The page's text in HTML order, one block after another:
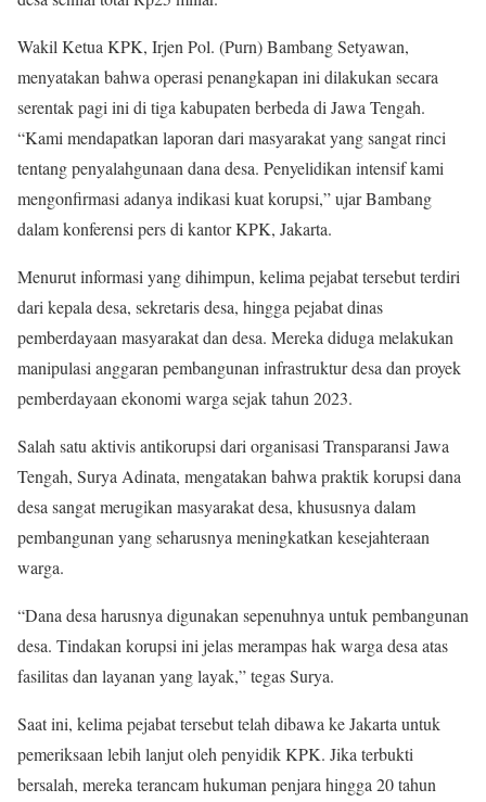
Wakil Ketua KPK, Irjen Pol. (Purn) Bambang Setyawan,
menyatakan bahwa operasi penangkapan ini dilakukan secara
serentak pagi ini di tiga kabupaten berbeda di Jawa Tengah.
“Kami mendapatkan laporan dari masyarakat yang sangat rinci
tentang penyalahgunaan dana desa. Penyelidikan intensif kami
mengonfirmasi adanya indikasi kuat korupsi,” ujar Bambang
dalam konferensi pers di kantor KPK, Jakarta.
Menurut informasi yang dihimpun, kelima pejabat tersebut terdiri
dari kepala desa, sekretaris desa, hingga pejabat dinas
pemberdayaan masyarakat dan desa. Mereka diduga melakukan
manipulasi anggaran pembangunan infrastruktur desa dan proyek
pemberdayaan ekonomi warga sejak tahun 2023.
Salah satu aktivis antikorupsi dari organisasi Transparansi Jawa
Tengah, Surya Adinata, mengatakan bahwa praktik korupsi dana
desa sangat merugikan masyarakat desa, khususnya dalam
pembangunan yang seharusnya meningkatkan kesejahteraan
warga.
“Dana desa harusnya digunakan sepenuhnya untuk pembangunan
desa. Tindakan korupsi ini jelas merampas hak warga desa atas
fasilitas dan layanan yang layak,” tegas Surya.
Saat ini, kelima pejabat tersebut telah dibawa ke Jakarta untuk
pemeriksaan lebih lanjut oleh penyidik KPK. Jika terbukti
bersalah, mereka terancam hukuman penjara hingga 20 tahun